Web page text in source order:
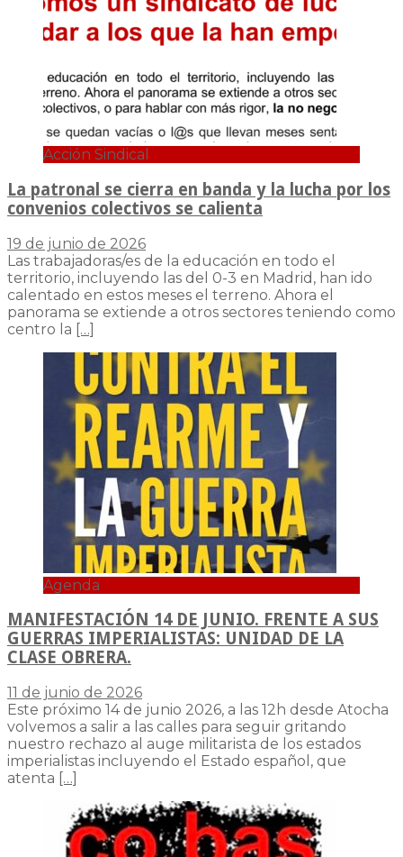
Acción Sindical
La patronal se cierra en banda y la lucha por los
convenios colectivos se calienta
19 de junio de 2026
Las trabajadoras/es de la educación en todo el
territorio, incluyendo las del 0-3 en Madrid, han ido
calentado en estos meses el terreno. Ahora el
panorama se extiende a otros sectores teniendo como
centro la […]
Agenda
MANIFESTACIÓN 14 DE JUNIO. FRENTE A SUS
GUERRAS IMPERIALISTAS: UNIDAD DE LA
CLASE OBRERA.
11 de junio de 2026
Este próximo 14 de junio 2026, a las 12h desde Atocha
volvemos a salir a las calles para seguir gritando
nuestro rechazo al auge militarista de los estados
imperialistas incluyendo el Estado español, que
atenta […]